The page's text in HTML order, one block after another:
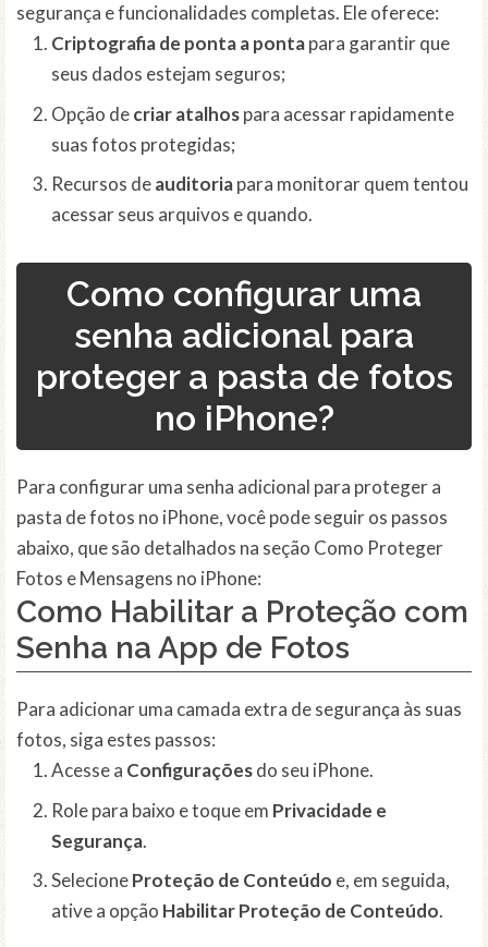
segurança e funcionalidades completas. Ele oferece:
Criptografia de ponta a pontapara garantir que
seus dados estejam seguros;
Opção decriar atalhospara acessar rapidamente
suas fotos protegidas;
Recursos deauditoriapara monitorar quem tentou
acessar seus arquivos e quando.
Como configurar uma
senha adicional para
proteger a pasta de fotos
no iPhone?
Para configurar uma senha adicional para proteger a
pasta de fotos no iPhone, você pode seguir os passos
abaixo, que são detalhados na seção Como Proteger
Fotos e Mensagens no iPhone:
Como Habilitar a Proteção com
Senha na App de Fotos
Para adicionar uma camada extra de segurança às suas
fotos, siga estes passos:
Acesse a Configuraçõesdo seu iPhone.
Role para baixo e toque em Privacidade e
Segurança.
SelecioneProteção de Conteúdo e, em seguida,
ative a opção Habilitar Proteção de Conteúdo.